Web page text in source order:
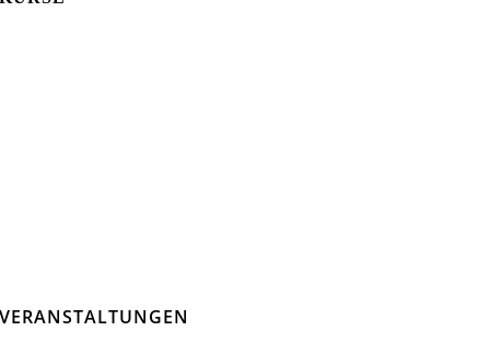
VERANSTALTUNGEN